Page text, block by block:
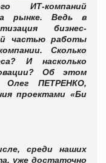
ИТ-компаний
рынке. Ведь в
бизнес-
частью работы
Сколько
И насколько
Об этом
Олег ПЕТРЕНКО,
проектами «Би
среди наших
уже достаточно